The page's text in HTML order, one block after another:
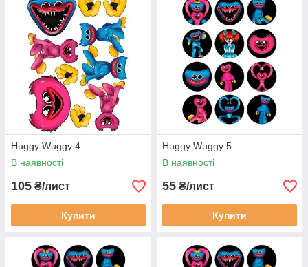
Huggy Wuggy 4
В наявності
105 ₴/лист
Купити
Huggy Wuggy 5
В наявності
55 ₴/лист
Купити